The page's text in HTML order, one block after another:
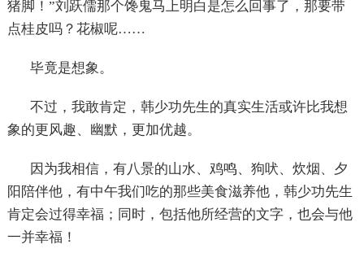
猪脚！”刘跃儒那个馋鬼马上明白是怎么回事了，那要带
点桂皮吗？花椒呢……
毕竟是想象。
不过，我敢肯定，韩少功先生的真实生活或许比我想
象的更风趣、幽默，更加优越。
因为我相信，有八景的山水、鸡鸣、狗吠、炊烟、夕
阳陪伴他，有中午我们吃的那些美食滋养他，韩少功先生
肯定会过得幸福；同时，包括他所经营的文字，也会与他
一并幸福！